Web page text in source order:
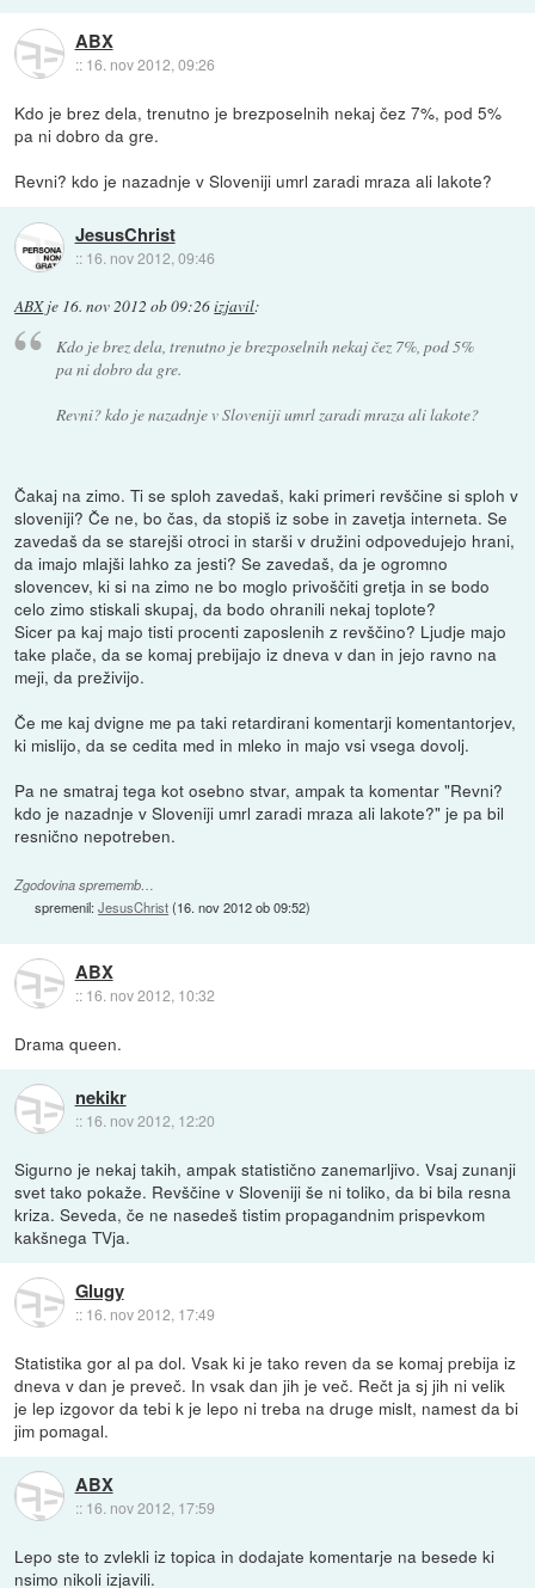
ABX
:: 16. nov 2012, 09:26
Kdo je brez dela, trenutno je brezposelnih nekaj čez 7%, pod 5%
pa ni dobro da gre.
Revni? kdo je nazadnje v Sloveniji umrl zaradi mraza ali lakote?
JesusChrist
:: 16. nov 2012, 09:46
ABXje 16. nov 2012 ob 09:26izjavil:
Kdo je brez dela, trenutno je brezposelnih nekaj čez 7%, pod 5%
pa ni dobro da gre.
Revni? kdo je nazadnje v Sloveniji umrl zaradi mraza ali lakote?
Čakaj na zimo. Ti se sploh zavedaš, kaki primeri revščine si sploh v
sloveniji? Če ne, bo čas, da stopiš iz sobe in zavetja interneta. Se
zavedaš da se starejši otroci in starši v družini odpovedujejo hrani,
da imajo mlajši lahko za jesti? Se zavedaš, da je ogromno
slovencev, ki si na zimo ne bo moglo privoščiti gretja in se bodo
celo zimo stiskali skupaj, da bodo ohranili nekaj toplote?
Sicer pa kaj majo tisti procenti zaposlenih z revščino? Ljudje majo
take plače, da se komaj prebijajo iz dneva v dan in jejo ravno na
meji, da preživijo.
Če me kaj dvigne me pa taki retardirani komentarji komentantorjev,
ki mislijo, da se cedita med in mleko in majo vsi vsega dovolj.
Pa ne smatraj tega kot osebno stvar, ampak ta komentar "Revni?
kdo je nazadnje v Sloveniji umrl zaradi mraza ali lakote?" je pa bil
resnično nepotreben.
Zgodovina sprememb…
spremenil:JesusChrist(16. nov 2012 ob 09:52)
ABX
:: 16. nov 2012, 10:32
Drama queen.
nekikr
:: 16. nov 2012, 12:20
Sigurno je nekaj takih, ampak statistično zanemarljivo. Vsaj zunanji
svet tako pokaže. Revščine v Sloveniji še ni toliko, da bi bila resna
kriza. Seveda, če ne nasedeš tistim propagandnim prispevkom
kakšnega TVja.
Glugy
:: 16. nov 2012, 17:49
Statistika gor al pa dol. Vsak ki je tako reven da se komaj prebija iz
dneva v dan je preveč. In vsak dan jih je več. Rečt ja sj jih ni velik
je lep izgovor da tebi k je lepo ni treba na druge mislt, namest da bi
jim pomagal.
ABX
:: 16. nov 2012, 17:59
Lepo ste to zvlekli iz topica in dodajate komentarje na besede ki
nsimo nikoli izjavili.